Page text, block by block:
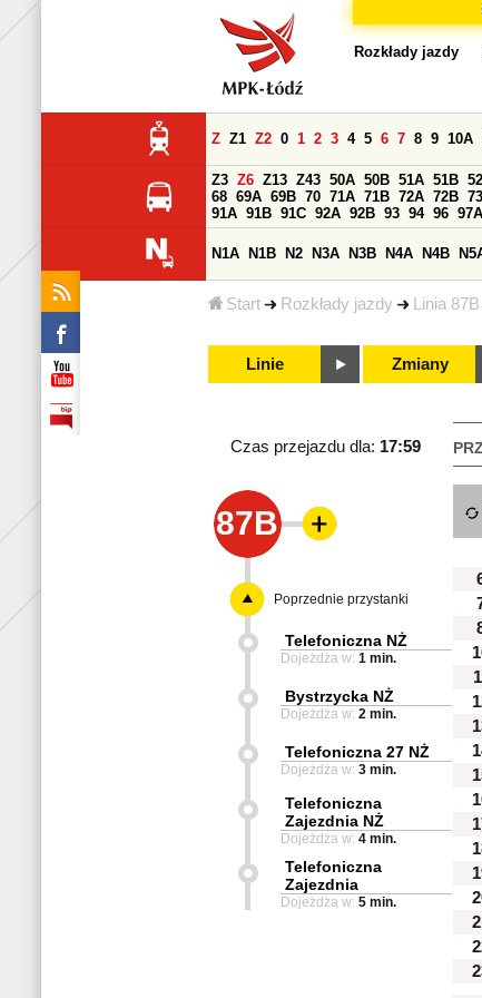
Start Rozkłady jazdy Linia 87B
Rozkłady jazdy
Z Z1 Z2 0 1 2 3 4 5 6 7 8 9 10A
Z3 Z6 Z13 Z43 50A 50B 51A 51B 52
68 69A 69B 70 71A 71B 72A 72B 73
91A 91B 91C 92A 92B 93 94 96 97A
N1A N1B N2 N3A N3B N4A N4B
Linie Zmiany
Czas przejazdu dla: 17:59
87B
Poprzednie przystanki
Telefoniczna NŻ
Dojeżdża w: 1 min.
Bystrzycka NŻ
Dojeżdża w: 2 min.
Telefoniczna 27 NŻ
Dojeżdża w: 3 min.
Telefoniczna
Zajezdnia NŻ
Dojeżdża w: 4 min.
Telefoniczna
Zajezdnia
Dojeżdża w: 5 min.